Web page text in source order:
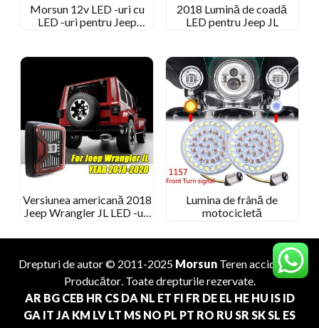
Morsun 12v LED -uri cu
LED -uri pentru Jeep
neagră
2018 Lumină de coadă
LED pentru Jeep JL
Versiunea americană 2018
Jeep Wrangler JL LED -uri
LED -uri din spate
Lumina de frână de
motocicletă
Drepturi de autor © 2011-2025 MorsunTeren accidentat
Producător. Toate drepturile rezervate.
AR BG CEB HR CS DA NL ET FI FR DE EL HE HU IS ID
GA IT JA KM LV LT MS NO PL PT RO RU SR SKSL ES